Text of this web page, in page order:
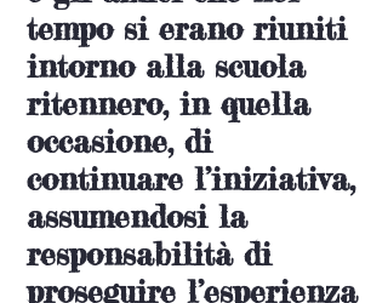
tempo si erano riuniti
intorno alla scuola
ritennero, in quella
occasione, di
continuare l’iniziativa,
assumendosi la
responsabilità di
proseguire l’esperienza